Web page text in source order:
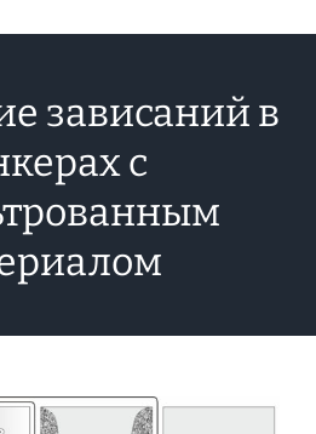
зависаний в
с